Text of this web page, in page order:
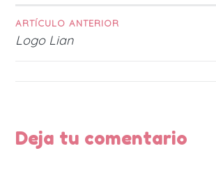
Navegación
ARTÍCULO ANTERIOR
Logo Lian
Deja tu comentario